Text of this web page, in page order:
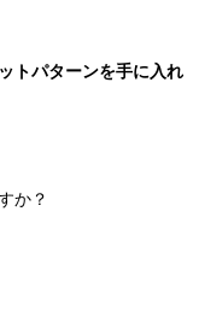
トパターンを手に入れ
か？